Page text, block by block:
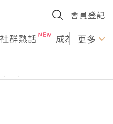
會員登記
社群熱話 成為U更多